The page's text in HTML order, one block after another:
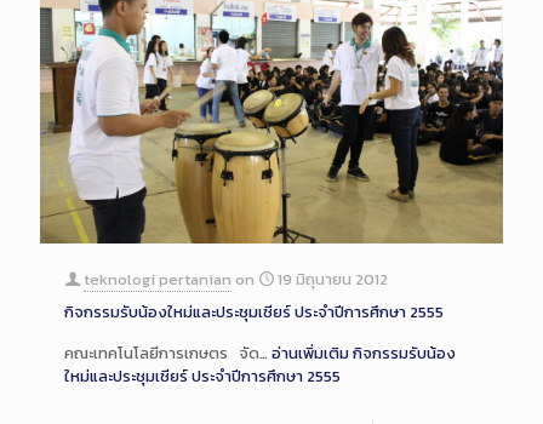
teknologi pertanian on
19 มิถุนายน 2012
กิจกรรมรับน้องใหม่และประชุมเชียร์ ประจำปีการศึกษา 2555
คณะเทคโนโลยีการเกษตร จัด… อ่านเพิ่มเติมกิจกรรมรับน้อง
ใหม่และประชุมเชียร์ ประจำปีการศึกษา 2555